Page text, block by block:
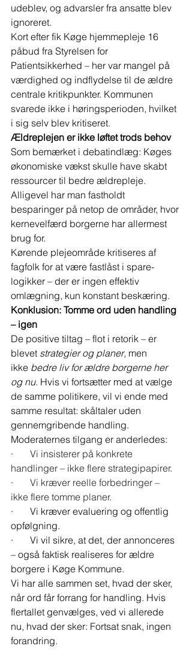
udeblev, og advarsler fra ansatte blev
ignoreret.
Kort efter fik Køge hjemmepleje 16
påbud fra Styrelsen for
Patientsikkerhed – her var mangel på
værdighed og indflydelse til de ældre
centrale kritikpunkter. Kommunen
svarede ikke i høringsperioden, hvilket
i sig selv blev kritiseret.
Ældreplejen er ikke løftet trods behov
Som bemærket i debatindlæg: Køges
økonomiske vækst skulle have skabt
ressourcer til bedre ældrepleje.
Alligevel har man fastholdt
besparinger på netop de områder, hvor
kernevelfærd borgerne har allermest
brug for.
Kørende plejeområde kritiseres af
fagfolk for at være fastlåst i spare­
logikker – der er ingen effektiv
omlægning, kun konstant beskæring.
Konklusion: Tomme ord uden handling
– igen
De positive tiltag – flot i retorik – er
blevet strategier og planer, men
ikke bedre liv for ældre borgerne her
og nu. Hvis vi fortsætter med at vælge
de samme politikere, vil vi ende med
samme resultat: skåltaler uden
gennemgribende handling.
Moderaternes tilgang er anderledes:
· Vi insisterer på konkrete
handlinger – ikke flere strategipapirer.
· Vi kræver reelle forbedringer –
ikke flere tomme planer.
·       Vi kræver evaluering og offentlig
opfølgning.
·       Vi vil sikre, at det, der annonceres
– også faktisk realiseres for ældre
borgere i Køge Kommune.
Vi har alle sammen set, hvad der sker,
når ord får forrang for handling. Hvis
flertallet genvælges, ved vi allerede
nu, hvad der sker: Fortsat snak, ingen
forandring.